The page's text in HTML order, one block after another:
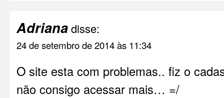
Adrianadisse:
24 de setembro de 2014 às 11:34
O site esta com problemas.. fiz o
não consigo acessar mais… =/